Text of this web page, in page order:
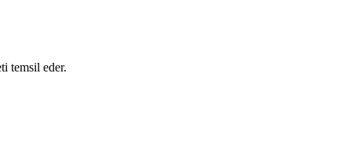
temsil eder.